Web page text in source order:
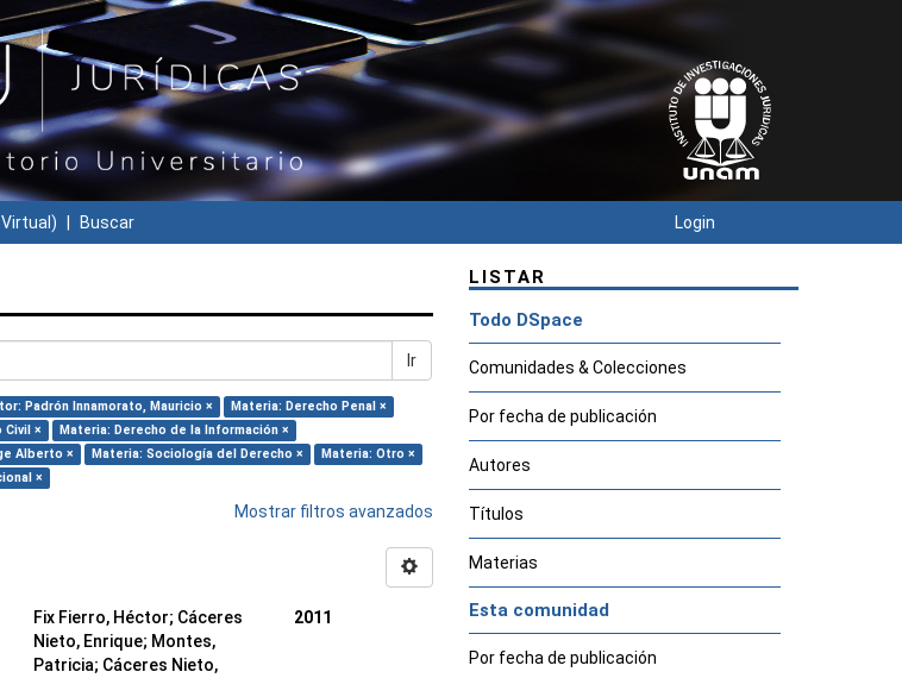
Buscar Login
Ir
Padrón Innamorato, Mauricio ×
Materia: Derecho Penal ×
Civil ×
Materia: Derecho de la Información ×
Alberto × Materia: Sociología del Derecho ×
Materia: Otro ×
×
Mostrar filtros avanzados
Fix Fierro, Héctor; Cáceres
Nieto, Enrique; Montes,
Patricia; Cáceres Nieto,
2011
LISTAR
Todo DSpace
Comunidades & Colecciones
Por fecha de publicación
Autores
Títulos
Materias
Esta comunidad
Por fecha de publicación